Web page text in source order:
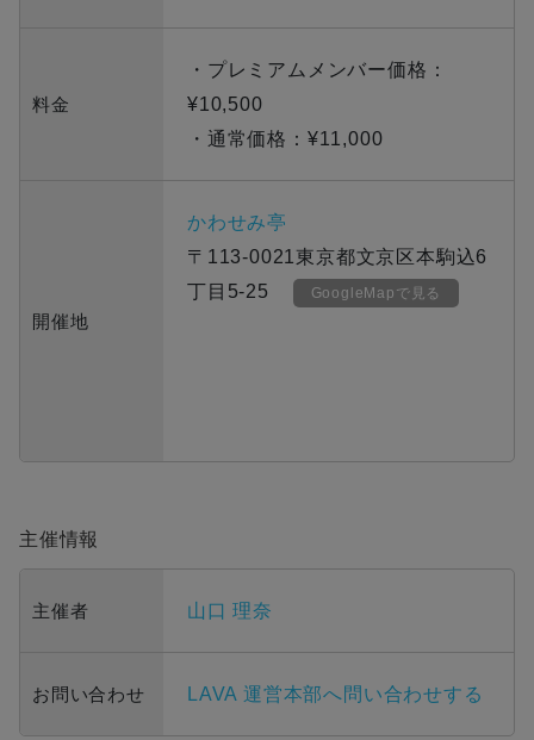
料金
・プレミアムメンバー価格：
¥10,500
・通常価格：¥11,000
開催地
かわせみ亭
〒113-0021東京都文京区本駒込6
丁目5-25
GoogleMapで見る
主催情報
主催者 山口 理奈
お問い合わせ LAVA 運営本部へ問い合わせする